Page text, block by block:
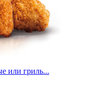
или гриль...